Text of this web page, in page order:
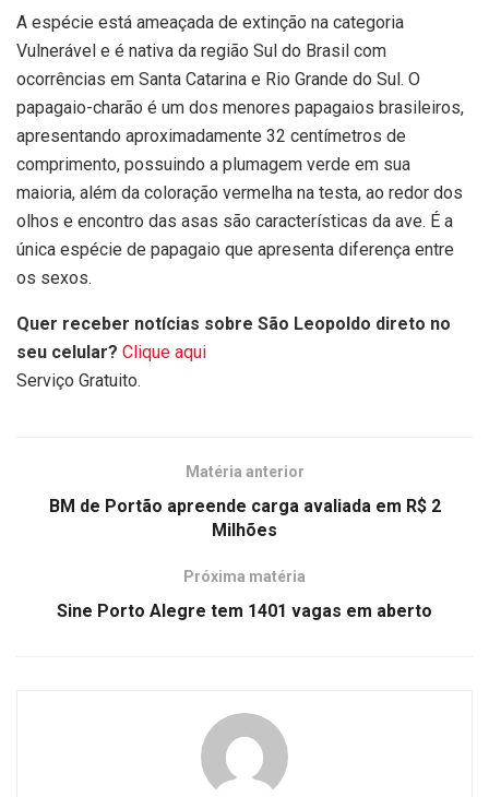
A espécie está ameaçada de extinção na categoria
Vulnerável e é nativa da região Sul do Brasil com
ocorrências em Santa Catarina e Rio Grande do Sul. O
papagaio-charão é um dos menores papagaios brasileiros,
apresentando aproximadamente 32 centímetros de
comprimento, possuindo a plumagem verde em sua
maioria, além da coloração vermelha na testa, ao redor dos
olhos e encontro das asas são características da ave. É a
única espécie de papagaio que apresenta diferença entre
os sexos.
Quer receber notícias sobre São Leopoldo direto no
seu celular? Clique aqui
Serviço Gratuito.
Matéria anterior
BM de Portão apreende carga avaliada em R$ 2
Milhões
Próxima matéria
Sine Porto Alegre tem 1401 vagas em aberto